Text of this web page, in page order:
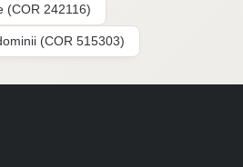
(COR 242116)
(COR 515303)